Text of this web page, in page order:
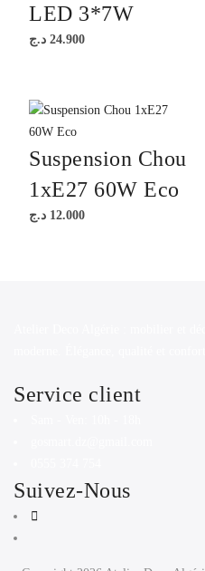
LED 3*7W
24.900 د.ج
Suspension Chou
1xE27 60W Eco
12.000 د.ج
Service client
Suivez-Nous